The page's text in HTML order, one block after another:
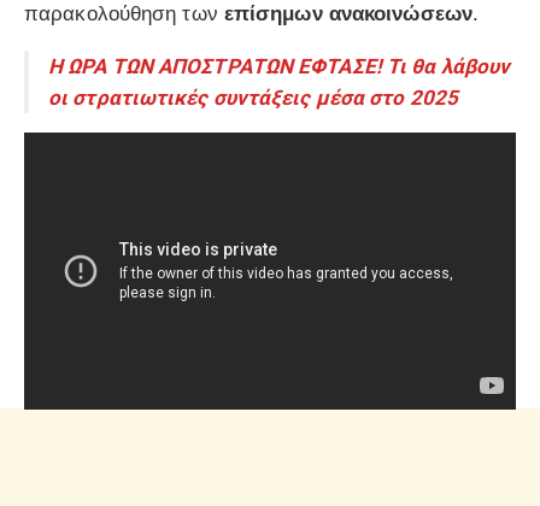
παρακολούθηση των επίσημων ανακοινώσεων.
Η ΩΡΑ ΤΩΝ ΑΠΟΣΤΡΑΤΩΝ ΕΦΤΑΣΕ! Τι θα λάβουν
οι στρατιωτικές συντάξεις μέσα στο 2025